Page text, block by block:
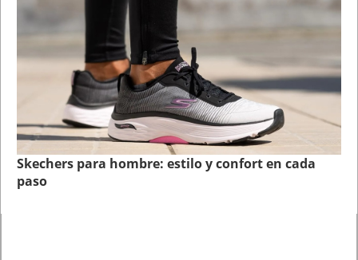
Skechers para hombre: estilo y confort en cada
paso